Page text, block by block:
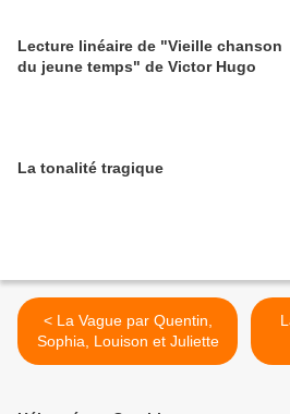
Lecture linéaire de "Vieille chanson
du jeune temps" de Victor Hugo
La tonalité tragique
< La Vague par Quentin,
Sophia, Louison et Juliette